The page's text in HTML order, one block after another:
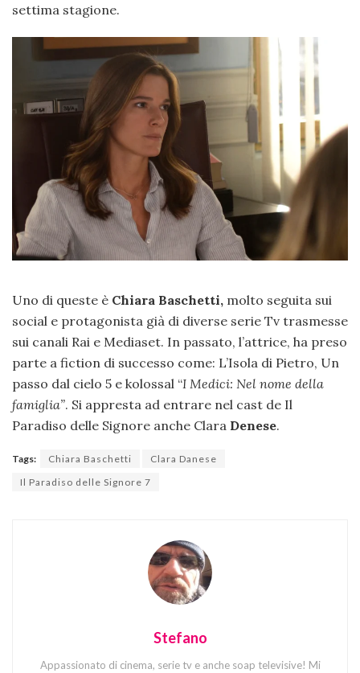
settima stagione.
Uno di queste è Chiara Baschetti, molto seguita sui
social e protagonista già di diverse serie Tv trasmesse
sui canali Rai e Mediaset. In passato, l’attrice, ha preso
parte a fiction di successo come: L’Isola di Pietro, Un
passo dal cielo 5 e kolossal “I Medici: Nel nome della
famiglia”. Si appresta ad entrare nel cast de Il
Paradiso delle Signore anche Clara Denese.
Tags: Chiara Baschetti
Clara Danese
Il Paradiso delle Signore 7
Stefano
Appassionato di cinema, serie tv e anche soap televisive! Mi